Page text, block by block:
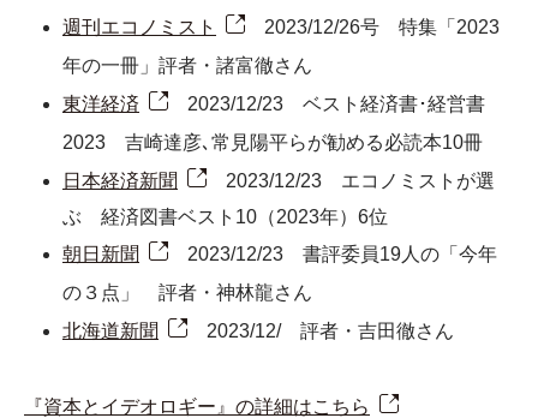
週刊エコノミスト
2023/12/26号 特集「2023
年の一冊」評者・諸富徹さん
東洋経済
2023/12/23 ベスト経済書･経営書
2023 吉崎達彦､常見陽平らが勧める必読本10冊
日本経済新聞
2023/12/23 エコノミストが選
ぶ 経済図書ベスト10（2023年）6位
朝日新聞
2023/12/23 書評委員19人の「今年
の３点」 評者・神林龍さん
北海道新聞
2023/12/ 評者・吉田徹さん
『資本とイデオロギー』の詳細はこちら